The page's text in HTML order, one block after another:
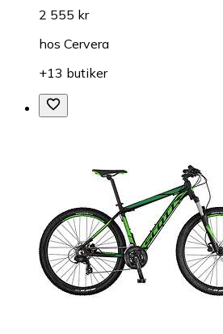
2 555 kr
hos Cervera
+13 butiker